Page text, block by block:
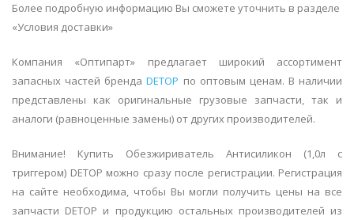
Более подробную информацию Вы сможете уточнить в разделе
«Условия доставки»
Компания «Оптипарт» предлагает широкий ассортимент
запасных частей брендаDETOP по оптовым ценам. В наличии
представлены как оригинальные грузовые запчасти, так и
аналоги (равноценные замены) от других производителей.
Внимание! Купить Обезжириватель Антисиликон (1,0л с
триггером) DETOP можно сразу после регистрации. Регистрация
на сайте необходима, чтобы Вы могли получить цены на все
запчасти DETOP и продукцию остальных производителей из